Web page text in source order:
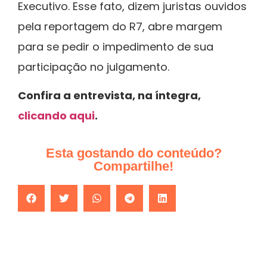
Executivo. Esse fato, dizem juristas ouvidos
pela reportagem do R7, abre margem
para se pedir o impedimento de sua
participação no julgamento.
Confira a entrevista, na íntegra,
clicando aqui.
Esta gostando do conteúdo?
Compartilhe!